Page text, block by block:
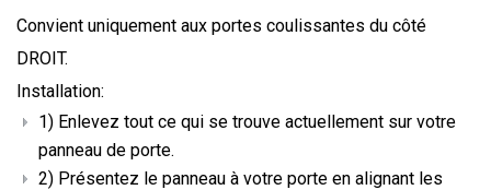
Convient uniquement aux portes coulissantes du côté
DROIT.
Installation:
1) Enlevez tout ce qui se trouve actuellement sur votre
panneau de porte.
2) Présentez le panneau à votre porte en alignant les